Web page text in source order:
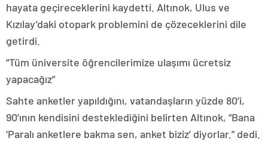
hayata geçireceklerini kaydetti. Altınok, Ulus ve
Kızılay’daki otopark problemini de çözeceklerini dile
getirdi.
“Tüm üniversite öğrencilerimize ulaşımı ücretsiz
yapacağız”
Sahte anketler yapıldığını, vatandaşların yüzde 80’i,
90’ının kendisini desteklediğini belirten Altınok, “Bana
‘Paralı anketlere bakma sen, anket biziz’ diyorlar.” dedi.